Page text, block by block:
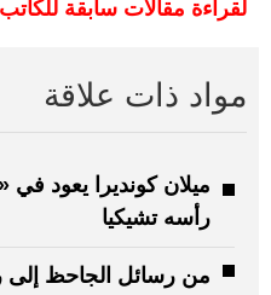
لقراءة مقالات سابقة
مواد ذات علاقة
ميلان كونديرا يعود
رأسه تشيكيا
من رسائل الجاحظ